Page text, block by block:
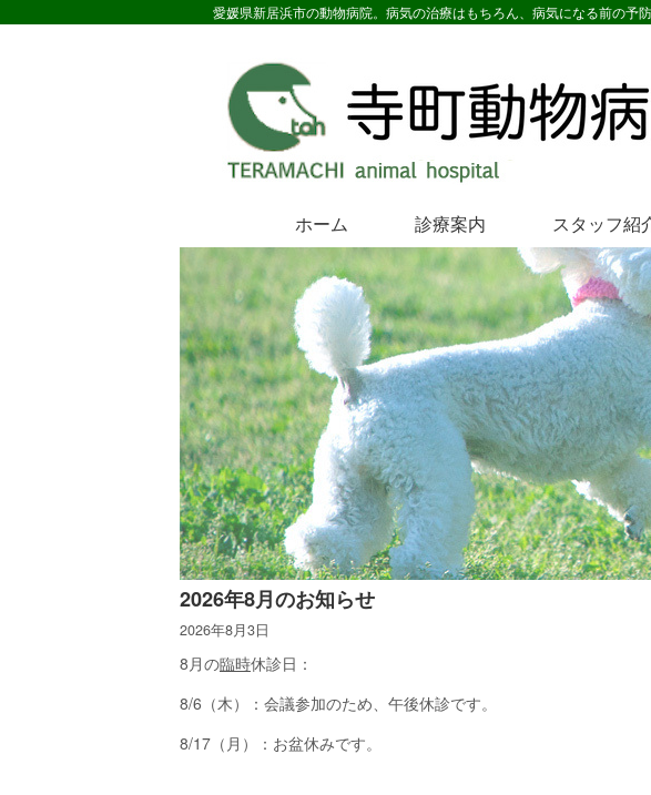
愛媛県新居浜市の動物病院。病気の治療はもちろん、病気になる前の予
ホーム 診療案内 スタッフ紹
2026年8月のお知らせ
2026年8月3日
8月の臨時休診日：
8/6（木）：会議参加のため、午後休診です。
8/17（月）：お盆休みです。